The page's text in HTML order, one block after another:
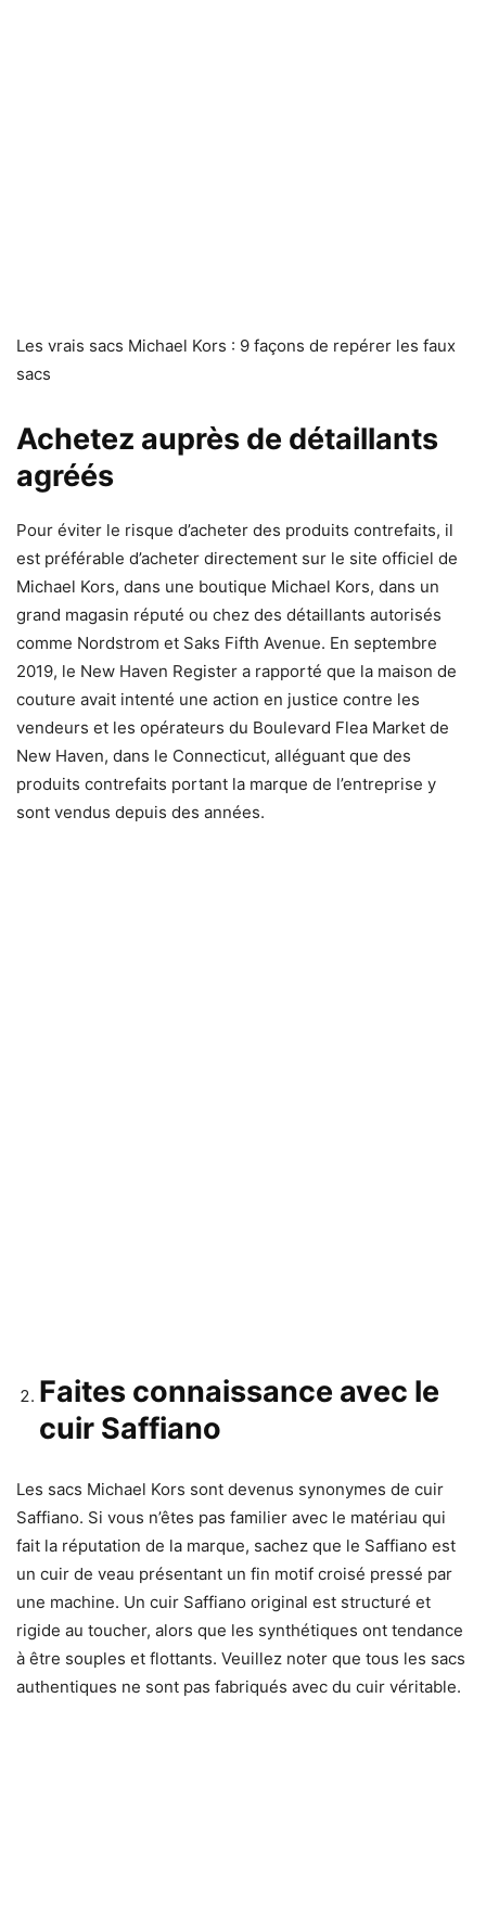
Les vrais sacs Michael Kors : 9 façons de repérer les faux
sacs
Achetez auprès de détaillants
agréés
Pour éviter le risque d’acheter des produits contrefaits, il
est préférable d’acheter directement sur le site officiel de
Michael Kors, dans une boutique Michael Kors, dans un
grand magasin réputé ou chez des détaillants autorisés
comme Nordstrom et Saks Fifth Avenue. En septembre
2019, le New Haven Register a rapporté que la maison de
couture avait intenté une action en justice contre les
vendeurs et les opérateurs du Boulevard Flea Market de
New Haven, dans le Connecticut, alléguant que des
produits contrefaits portant la marque de l’entreprise y
sont vendus depuis des années.
Faites connaissance avec le
cuir Saffiano
Les sacs Michael Kors sont devenus synonymes de cuir
Saffiano. Si vous n’êtes pas familier avec le matériau qui
fait la réputation de la marque, sachez que le Saffiano est
un cuir de veau présentant un fin motif croisé pressé par
une machine. Un cuir Saffiano original est structuré et
rigide au toucher, alors que les synthétiques ont tendance
à être souples et flottants. Veuillez noter que tous les sacs
authentiques ne sont pas fabriqués avec du cuir véritable.